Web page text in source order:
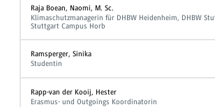
Raja Boean, Naomi, M. Sc.
Klimaschutzmanagerin für DHBW Heidenheim, DHBW
Stuttgart Campus Horb
Ramsperger, Sinika
Studentin
Rapp-van der Kooij, Hester
Erasmus- und Outgoings Koordinatorin